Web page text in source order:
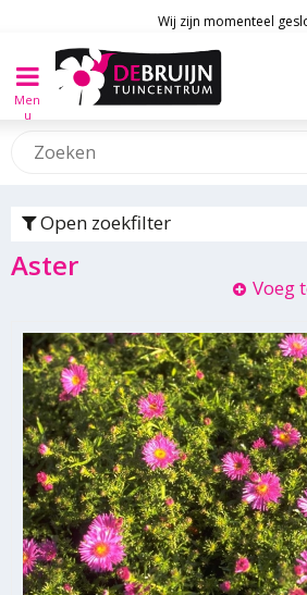
Men
u
Wij zijn momenteel
Open zoekfilter
Aster
Voeg